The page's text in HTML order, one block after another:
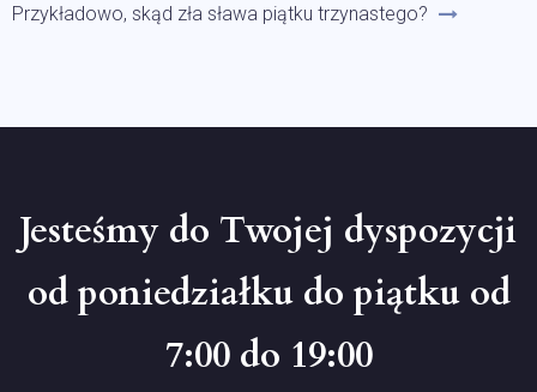
Przykładowo, skąd zła sława piątku trzynastego?
Jesteśmy do Twojej dyspozycji
od poniedziałku do piątku od
7:00 do 19:00